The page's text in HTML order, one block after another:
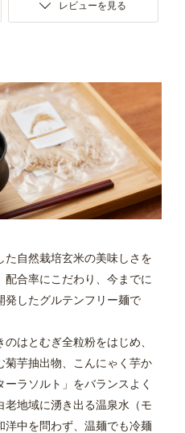
レビューを見る
た自然栽培玄米の美味しさを
合率にこだわり、今までに
発したグルテンフリー麺で
はとむぎ全粒粉をはじめ、
菊芋抽出物、こんにゃく芋か
ラソルト」をバランスよく
地域に湧き出る温泉水（モ
洋中を問わず、温麺でも冷麺